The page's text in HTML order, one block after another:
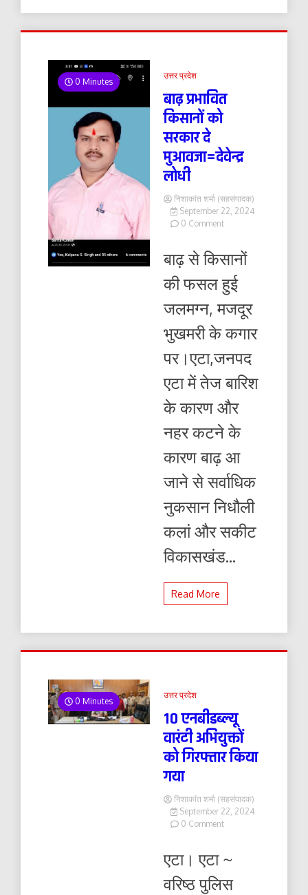
0 Minutes
उत्तर प्रदेश
बाढ़ प्रभावित
किसानों को
सरकार दे
मुआवजा=देवेन्द्र
लोधी
निशाकांत शर्मा (सहसंपादक)
September 22, 2024
0 Commenton
प्रभावित
किसानों
सरकार
दे
मुआवजा=देवेन्द्र
बाढ़ से किसानों
की फसल हुई
जलमग्न, मजदूर
भुखमरी के कगार
पर।एटा,जनपद
एटा में तेज बारिश
के कारण और
नहर कटने के
कारण बाढ़ आ
जाने से सर्वाधिक
नुकसान निधौली
कलां और सकीट
विकासखंड...
Read More
0 Minutes
उत्तर प्रदेश
10 एनबीडब्ल्यू
वारंटी अभियुक्तों
को गिरफ्तार किया
गया
निशाकांत शर्मा (सहसंपादक)
September 22, 2024
0 Commenton
वारंटी
को
एटा। एटा ~
वरिष्ठ पुलिस